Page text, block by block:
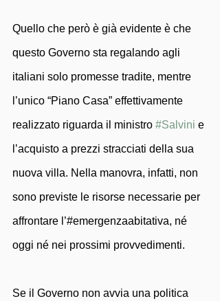
Quello che però è già evidente è che
questo Governo sta regalando agli
italiani solo promesse tradite, mentre
l’unico “Piano Casa” effettivamente
realizzato riguarda il ministro #Salvini e
l’acquisto a prezzi stracciati della sua
nuova villa. Nella manovra, infatti, non
sono previste le risorse necessarie per
affrontare l’#emergenzaabitativa, né
oggi né nei prossimi provvedimenti.
Se il Governo non avvia una politica